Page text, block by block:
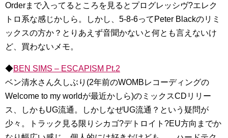
Orderまで入ってるところを見るとプログレッシヴ?エレク
トロ系な感じかしら。しかし、5-8-6ってPeter Blackのリミ
ックスの方か？とりあえず音聞かないと何とも言えないけ
ど、買わないメモ。
◆BEN SIMS – ESCAPISM Pt.2
ベン清水さん久しぶり(2年前のWOMBレコーディングの
Welcome to my worldが最近かしら)のミックスCDリリー
ス、しかもUG流通。しかしなぜUG流通？という疑問が
少々。トラック見る限りシカゴ?デトロイト?EU方向までか